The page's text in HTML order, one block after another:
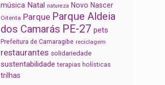
música Natal natureza Novo Nascer
Oitenta Parque Parque Aldeia
dos Camarás PE-27 pets
Prefeitura de Camaragibe reciclagem
restaurantes solidariedade
sustentabilidade terapias holísticas
trilhas